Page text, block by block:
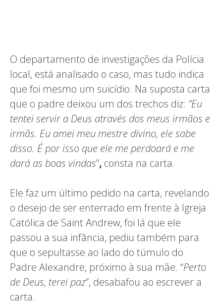
O departamento de investigações da Polícia
local, está analisado o caso, mas tudo indica
que foi mesmo um suicídio. Na suposta carta
que o padre deixou um dos trechos diz: “Eu
tentei servir a Deus através dos meus irmãos e
irmãs. Eu amei meu mestre divino, ele sabe
disso. É por isso que ele me perdoará e me
dará as boas vindas”, consta na carta.
Ele faz um último pedido na carta, revelando
o desejo de ser enterrado em frente à Igreja
Católica de Saint Andrew, foi lá que ele
passou a sua infância, pediu também para
que o sepultasse ao lado do túmulo do
Padre Alexandre, próximo à sua mãe. “Perto
de Deus, terei paz”, desabafou ao escrever a
carta.